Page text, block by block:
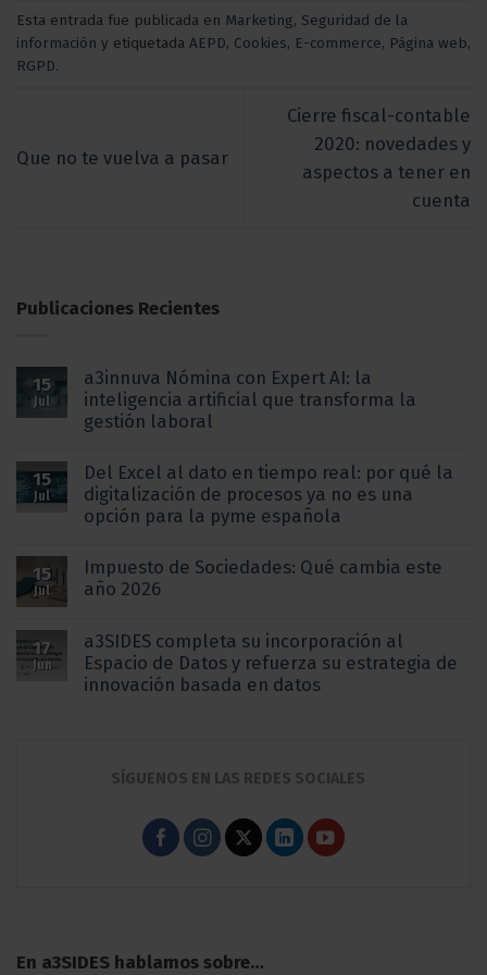
Esta entrada fue publicada en Marketing, Seguridad de la
información y etiquetada AEPD, Cookies, E-commerce, Página web,
RGPD.
Que no te vuelva a pasar
Cierre fiscal-contable
2020: novedades y
aspectos a tener en
cuenta
Publicaciones Recientes
15
Jul
a3innuva Nómina con Expert AI: la
inteligencia artificial que transforma la
gestión laboral
15
Jul
Del Excel al dato en tiempo real: por qué la
digitalización de procesos ya no es una
opción para la pyme española
15
Jul
Impuesto de Sociedades: Qué cambia este
año 2026
17
Jun
a3SIDES completa su incorporación al
Espacio de Datos y refuerza su estrategia de
innovación basada en datos
SÍGUENOS EN LAS REDES SOCIALES
En a3SIDES hablamos sobre…